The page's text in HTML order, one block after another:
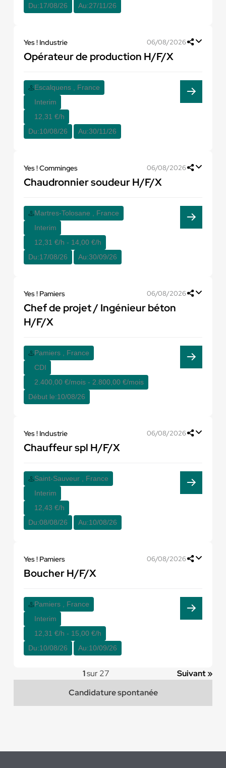
Du:17/08/26 Au:27/11/26
Yes ! Industrie 06/08/2026
Opérateur de production H/F/X
Escalquens , France
Interim
12,31 €/h
Du:10/08/26 Au:30/11/26
Yes ! Comminges 06/08/2026
Chaudronnier soudeur H/F/X
Martres-Tolosane , France
Interim
12,31 €/h - 14,00 €/h
Du:17/08/26 Au:30/09/26
Yes ! Pamiers 06/08/2026
Chef de projet / Ingénieur béton
H/F/X
Pamiers , France
CDI
2.400,00 €/mois - 2.800,00 €/mois
Début le:10/08/26
Yes ! Industrie 06/08/2026
Chauffeur spl H/F/X
Saint-Sauveur , France
Interim
12,43 €/h
Du:08/08/26 Au:10/08/26
Yes ! Pamiers 06/08/2026
Boucher H/F/X
Pamiers , France
Interim
12,31 €/h - 15,00 €/h
Du:10/08/26 Au:10/09/26
1sur 27
Suivant »
Candidature spontanée